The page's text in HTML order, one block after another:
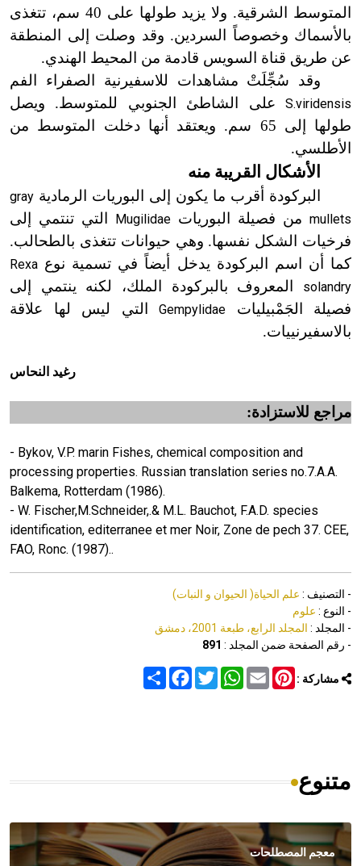
المتوسط الشرقية. ولا يزيد طولها على 40 سم، تتغذى
بالأسماك وخصوصاً السردين. وقد وصلت إلى المنطقة
عن طريق قناة السويس قادمة من المحيط الهندي.
وقد سُجِّلَتْ مشاهدات للاسفيرنية الصفراء الفم
S.viridensis على الشاطئ الجنوبي للمتوسط. ويصل
طولها إلى 65 سم. ويعتقد أنها دخلت المتوسط من
الأطلسي.
الأشكال القريبة منه
البركودة أقرب ما يكون إلى البوريات الرمادية gray
mullets من فصيلة البوريات Mugilidae
التي تنتمي إلى
فرخيات الشكل نفسها. وهي حيوانات تتغذى بالطحالب.
كما أن اسم البركودة يدخل أيضاً في تسمية نوع Rexa
solandry
المعروف بالبركودة الملك، لكنه ينتمي إلى
فصيلة الجَمْبيليات Gempylidae التي ليس لها علاقة
بالاسفيرنييات.
رغيد النحاس
مراجع للاستزادة:
- Bykov, V.P. marin Fishes, chemical composition and
processing properties. Russian translation series no.7.A.A.
Balkema, Rotterdam (1986).
- W. Fischer,M.Schneider,.& M.L. Bauchot, F.A.D. species
identification, editerranee et mer Noir, Zone de pech 37. CEE,
FAO, Ronc. (1987)..
- التصنيف : علم الحياة( الحيوان و النبات)
- النوع : علوم
- المجلد : المجلد الرابع، طبعة 2001، دمشق
- رقم الصفحة ضمن المجلد : 891
مشاركة : Share
FacebookTwitter
WhatsAppEmail
Pinterest
متنوع
معجم المصطلحات